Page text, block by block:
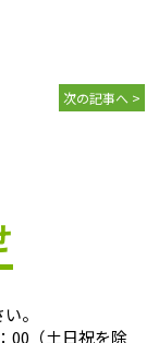
次の記事へ >
。
（土日祝を除